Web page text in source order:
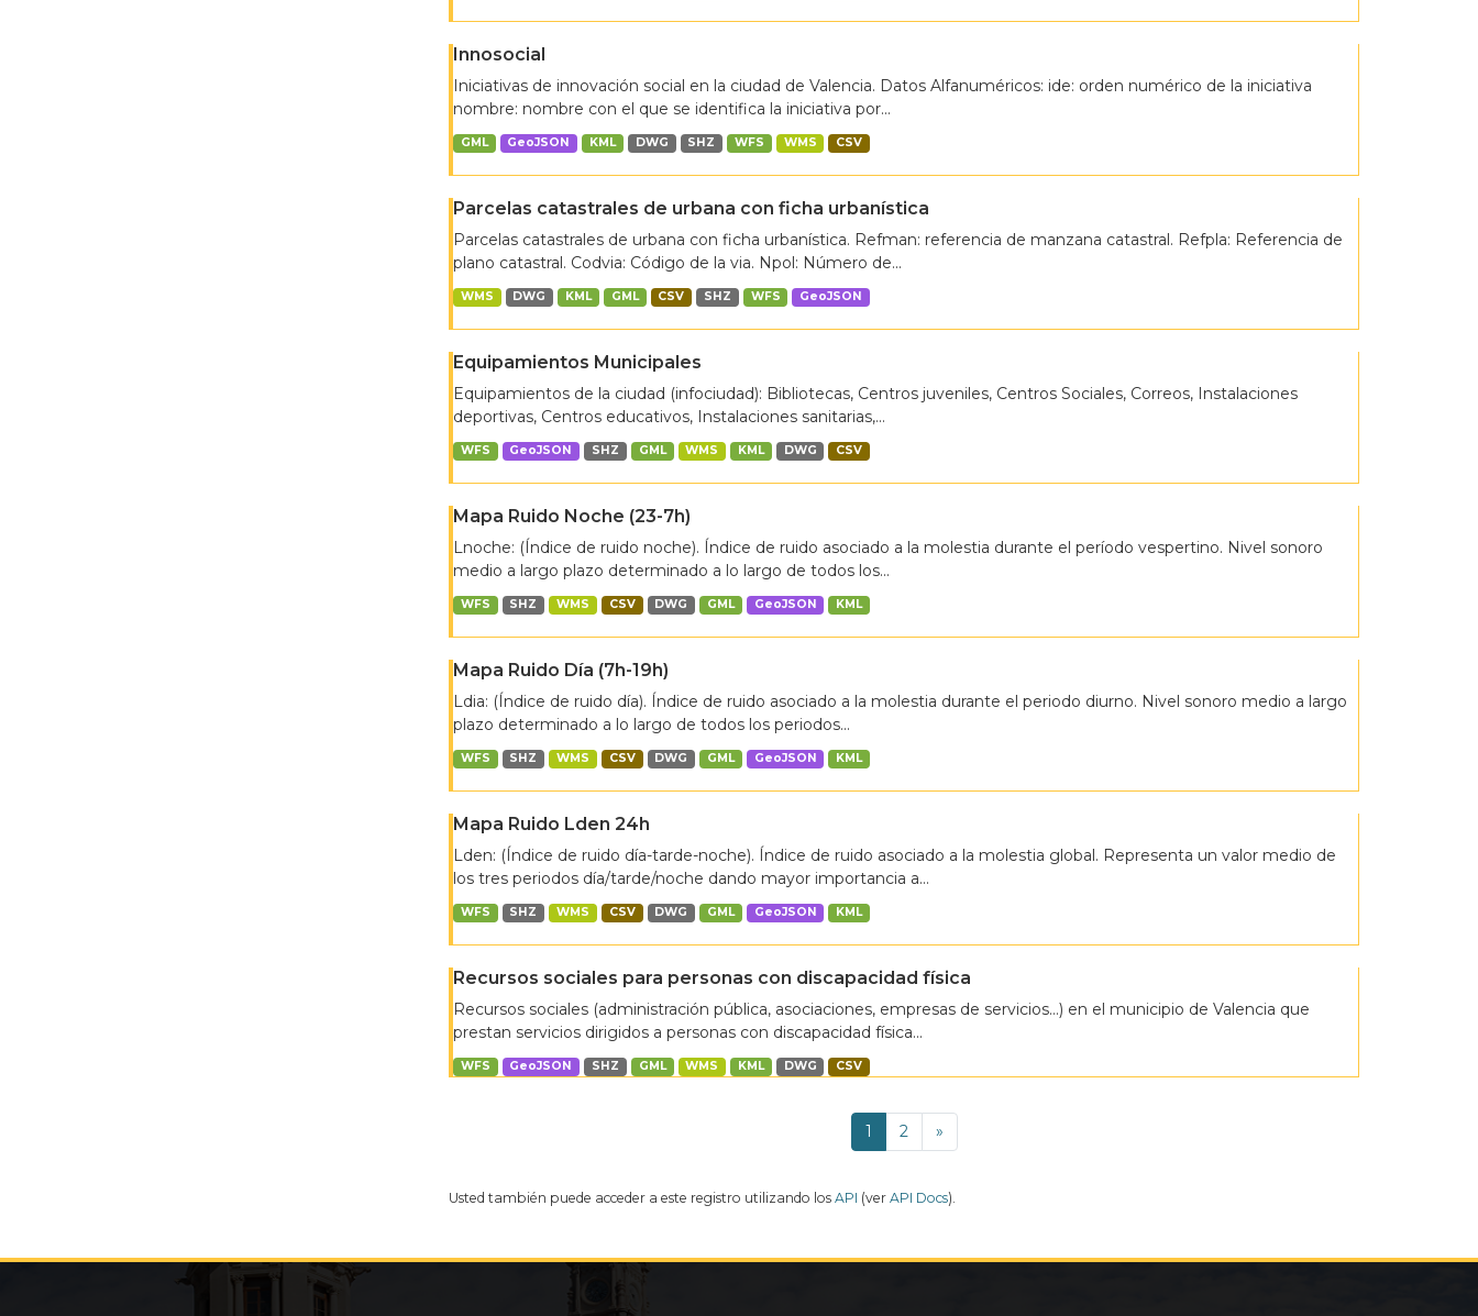
Innosocial
Iniciativas de innovación social en la ciudad de Valencia. Datos Alfanuméricos: ide: orden numérico de la iniciativa
nombre: nombre con el que se identifica la iniciativa por...
GML GeoJSON KML DWG SHZ WFS WMS CSV
Parcelas catastrales de urbana con ficha urbanística
Parcelas catastrales de urbana con ficha urbanística. Refman: referencia de manzana catastral. Refpla: Referencia de
plano catastral. Codvia: Código de la via. Npol: Número de...
WMS DWG KML GML CSV SHZ WFS GeoJSON
Equipamientos Municipales
Equipamientos de la ciudad (infociudad): Bibliotecas, Centros juveniles, Centros Sociales, Correos, Instalaciones
deportivas, Centros educativos, Instalaciones sanitarias,...
WFS GeoJSON SHZ GML WMS KML DWG CSV
Mapa Ruido Noche (23-7h)
Lnoche: (Índice de ruido noche). Índice de ruido asociado a la molestia durante el período vespertino. Nivel sonoro
medio a largo plazo determinado a lo largo de todos los...
WFS SHZ WMS CSV DWG GML GeoJSON KML
Mapa Ruido Día (7h-19h)
Ldia: (Índice de ruido día). Índice de ruido asociado a la molestia durante el periodo diurno. Nivel sonoro medio a largo
plazo determinado a lo largo de todos los periodos...
WFS SHZ WMS CSV DWG GML GeoJSON KML
Mapa Ruido Lden 24h
Lden: (Índice de ruido día-tarde-noche). Índice de ruido asociado a la molestia global. Representa un valor medio de
los tres periodos día/tarde/noche dando mayor importancia a...
WFS SHZ WMS CSV DWG GML GeoJSON KML
Recursos sociales para personas con discapacidad física
Recursos sociales (administración pública, asociaciones, empresas de servicios…) en el municipio de Valencia que
prestan servicios dirigidos a personas con discapacidad física...
WFS GeoJSON SHZ GML WMS KML DWG CSV
1 2 »
Usted también puede acceder a este registro utilizando los API (ver API Docs).